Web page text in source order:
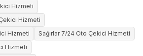
Hizmeti
Hizmeti
Hizmeti
Sağırlar 7/24 Oto Çekici Hizmeti
Hizmeti